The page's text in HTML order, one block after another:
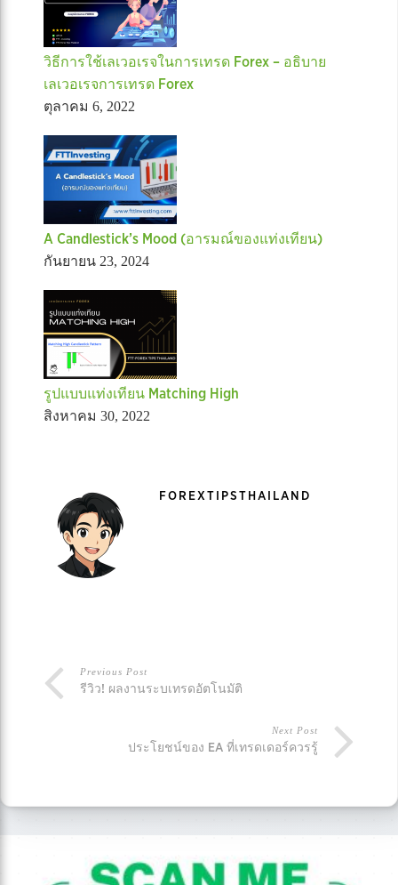
วิธีการใช้เลเวอเรจในการเทรด Forex – อธิบาย
เลเวอเรจการเทรด Forex
ตุลาคม 6, 2022
A Candlestick’s Mood (อารมณ์ของแท่งเทียน)
กันยายน 23, 2024
รูปแบบแท่งเทียน Matching High
สิงหาคม 30, 2022
FOREXTIPSTHAILAND
Previous Post
รีวิว! ผลงานระบเทรดอัตโนมัติ
Next Post
ประโยชน์ของ EA ที่เทรดเดอร์ควรรู้